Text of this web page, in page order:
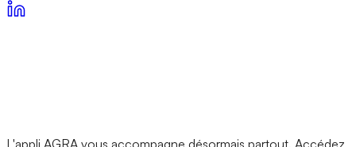
L'appli AGRA vous accompagne désormais partout. Accédez